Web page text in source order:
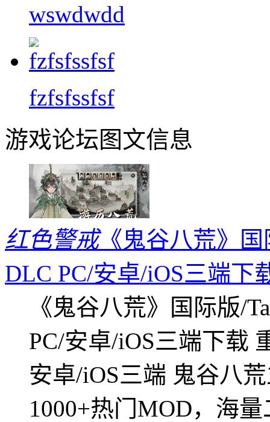
wswdwdd
fzfsfssfsf
游戏论坛图文信息
红色警戒《鬼谷八荒》国
DLC PC/安卓/iOS三端下
《鬼谷八荒》国际版/
PC/安卓/iOS三端下载
安卓/iOS三端 鬼谷八
1000+热门MOD，海